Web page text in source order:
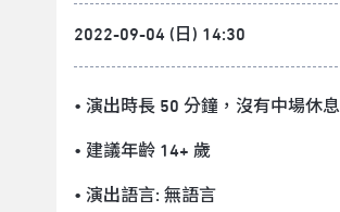
2022-09-04 (日) 14:30
• 演出時長 50 分鐘 ，沒有中場休息
• 建議年齡 14+ 歲
• 演出語言: 無語言